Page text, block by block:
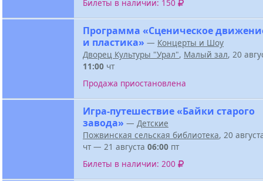
Билеты в наличии: 150
Программа «Сценическое
и пластика» — Концерты и Шоу
Дворец Культуры "Урал", Малый зал, 20
11:00 чт
Продажа приостановлена
Игра-путешествие «Байки старого
завода» — Детские
Пожвинская сельская библиотека, 20
чт — 21 августа 06:00 пт
Билеты в наличии: 200